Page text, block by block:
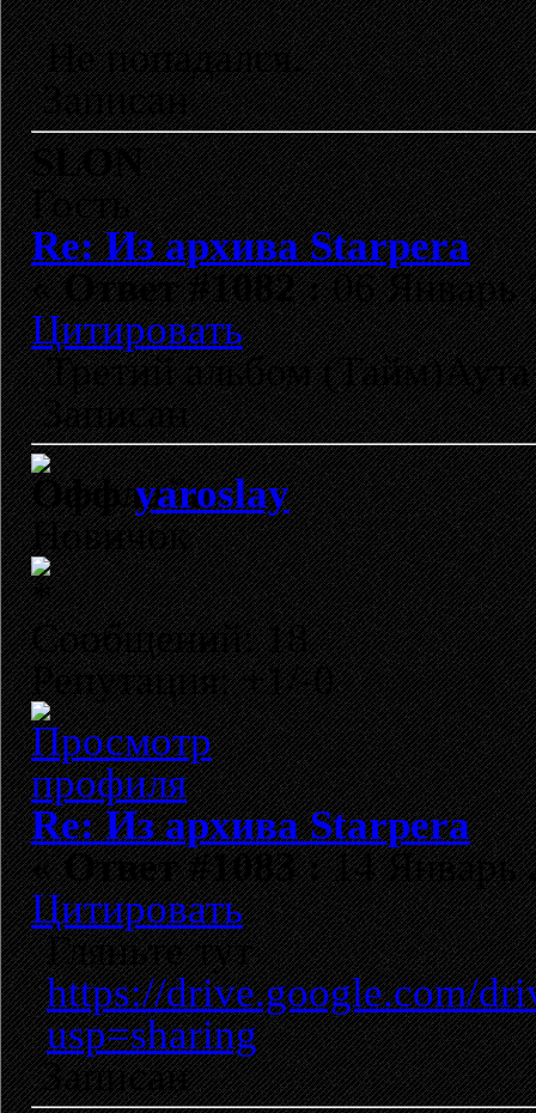
Не попадался.
Записан
SLON
Гость
Re: Из архива Starpera
«Ответ #1082 :06 Январь
Цитировать
Третий альбом
Записан
yaroslay
Новичок
Сообщений: 18
Репутация: +1/-0
Re: Из архива Starpera
«Ответ #1083 :14 Январь
Цитировать
Гляньте тут
https://drive.google.com/
usp=sharing
Записан